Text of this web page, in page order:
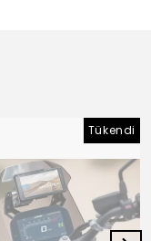
Tükendi